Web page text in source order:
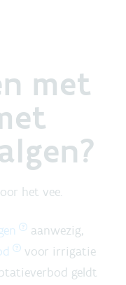
met
het vee.
aanwezig,
voor irrigatie
geldt